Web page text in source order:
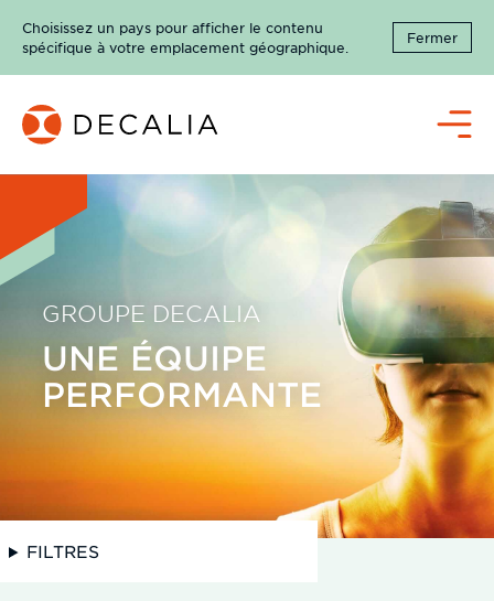
Choisissez un pays pour afficher le contenu
spécifique à votre emplacement géographique.
Fermer
Menu
GROUPE DECALIA
UNE ÉQUIPE
PERFORMANTE
FILTRES